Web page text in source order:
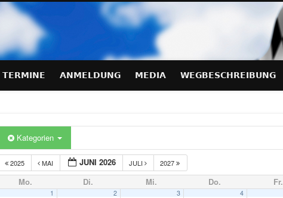
TERMINE ANMELDUNG MEDIA WEGBESCHREIBUNG
Kategorien
2025 MAI JUNI 2026 JULI 2027
Mo. Di. Mi. Do. Fr.
1 2 3 4